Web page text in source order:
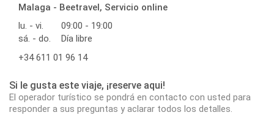
Malaga - Beetravel, Servicio online
lu. - vi.
09:00 - 19:00
sá. - do.
Día libre
+34 611 01 96 14
Si le gusta este viaje, ¡reserve aqui!
El operador turístico se pondrá en contacto con usted para
responder a sus preguntas y aclarar todos los detalles.